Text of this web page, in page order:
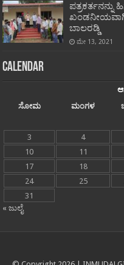
ಪತ್ರಕರ್ತನನ್ನು
ಬಾಲರಡ್ಡಿ
ಮೇ 13, 2021
Calendar
ಸೋಮ
ಮಂಗಳ
3
4
10
11
17
18
24
25
31
« ಜುಲೈ